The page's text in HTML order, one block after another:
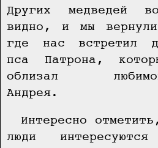
Других медведей
видно, и мы
где нас встретил
пса Патрона,
облизал
Андрея.
Интересно
люди интересуются